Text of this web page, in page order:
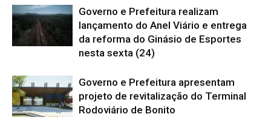
Governo e Prefeitura realizam
lançamento do Anel Viário e entrega
da reforma do Ginásio de Esportes
nesta sexta (24)
Governo e Prefeitura apresentam
projeto de revitalização do Terminal
Rodoviário de Bonito